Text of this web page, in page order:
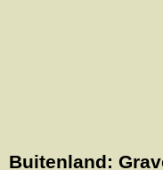
Buitenland: